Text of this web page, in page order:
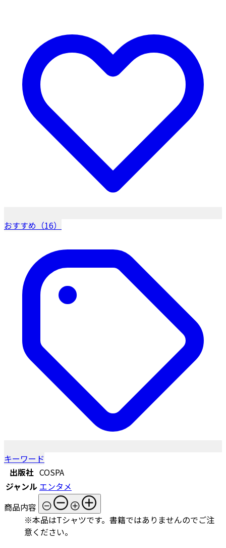
おすすめ（16）
キーワード
出版社 COSPA
ジャンル エンタメ
商品内容
※本品はTシャツです。書籍ではありませんのでご注
意ください。